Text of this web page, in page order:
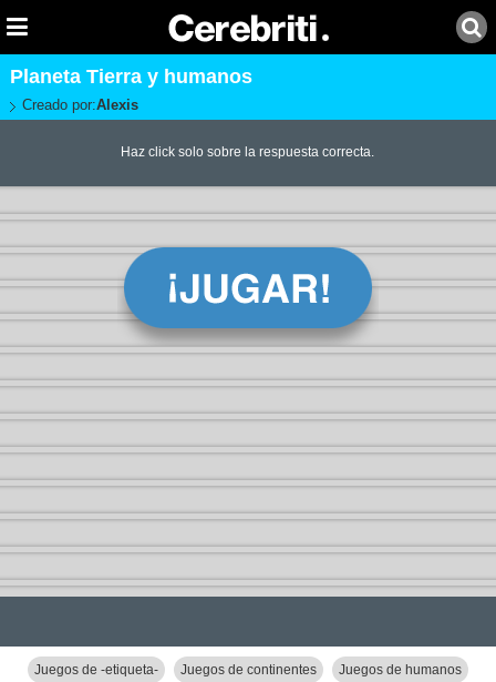
Planeta Tierra y humanos
Creado por:Alexis
Haz click solo sobre la respuesta correcta.
Juegos de -etiqueta- Juegos de continentes Juegos de humanos